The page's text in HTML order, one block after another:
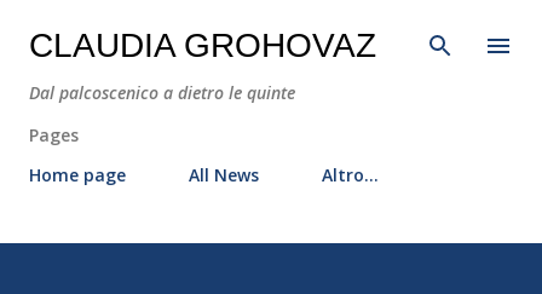
Passa ai contenuti principali
CLAUDIA GROHOVAZ
Dal palcoscenico a dietro le quinte
Pages
Home page
All News Altro…